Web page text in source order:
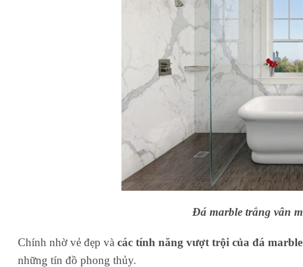
Đá marble trắng vân
Chính nhờ vẻ đẹp và các tính năng vượt trội của đá
những tín đồ phong thủy.